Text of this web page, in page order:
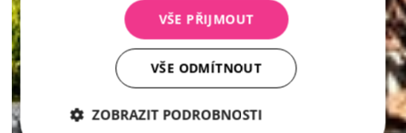
VŠE PŘIJMOUT
VŠE ODMÍTNOUT
ZOBRAZIT PODROBNOSTI